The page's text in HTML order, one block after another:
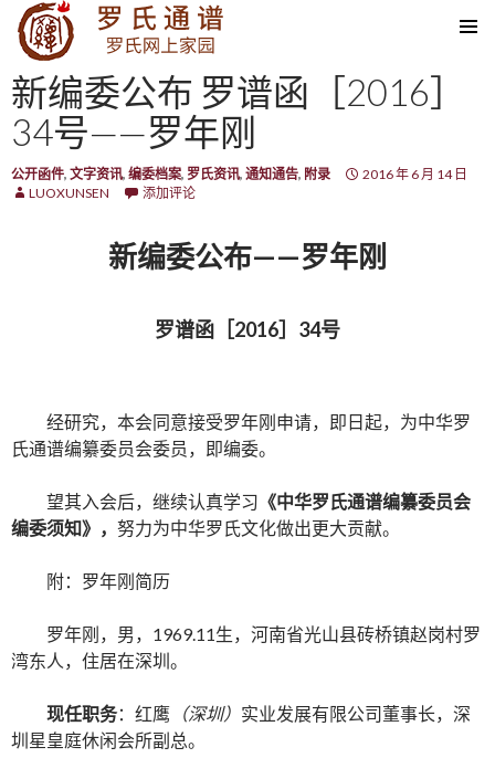
SKIP TO CONTENT
新编委公布 罗谱函［2016］
34号——罗年刚
公开函件, 文字资讯, 编委档案, 罗氏资讯, 通知通告, 附录
2016 年 6 月 14 日
LUOXUNSEN
添加评论
新编委公布——罗年刚
罗谱函［2016］34号
经研究，本会同意接受罗年刚申请，即日起，为中华罗
氏通谱编纂委员会委员，即编委。
望其入会后，继续认真学习 《中华罗氏通谱编纂委员会
编委须知》， 努力为中华罗氏文化做出更大贡献。
附：罗年刚简历
罗年刚，男，1969.11生，河南省光山县砖桥镇赵岗村罗
湾东人，住居在深圳。
现任职务：红鹰 （深圳） 实业发展有限公司董事长，深
圳星皇庭休闲会所副总。